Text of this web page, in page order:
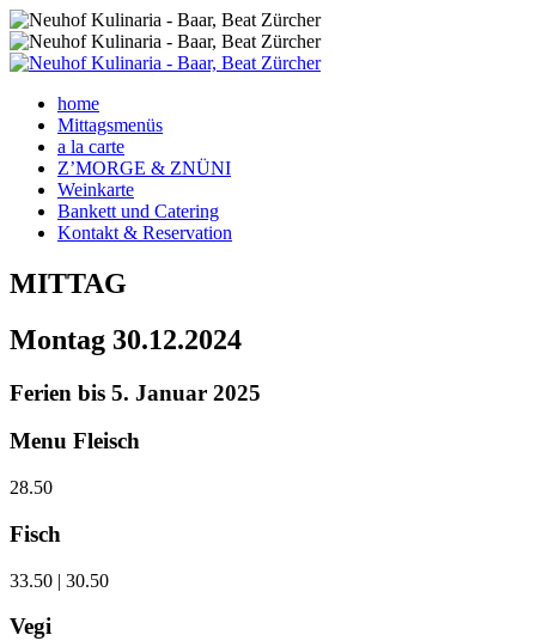
home
Mittagsmenüs
a la carte
Z’MORGE & ZNÜNI
Weinkarte
Bankett und Catering
Kontakt & Reservation
MITTAG
Montag 30.12.2024
Ferien bis 5. Januar 2025
Menu Fleisch
28.50
Fisch
33.50 | 30.50
Vegi